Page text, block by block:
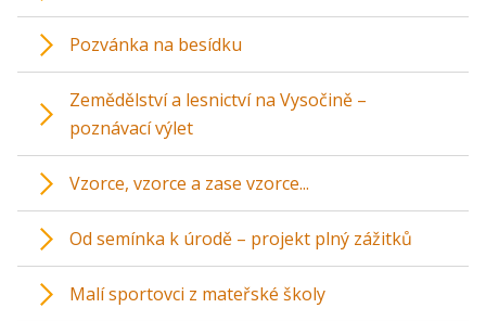
Pozvánka na besídku
Zemědělství a lesnictví na Vysočině –
poznávací výlet
Vzorce, vzorce a zase vzorce...
Od semínka k úrodě – projekt plný zážitků
Malí sportovci z mateřské školy